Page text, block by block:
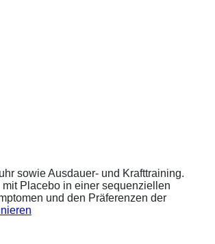
sowie Ausdauer- und Krafttraining.
Placebo in einer sequenziellen
und den Präferenzen der